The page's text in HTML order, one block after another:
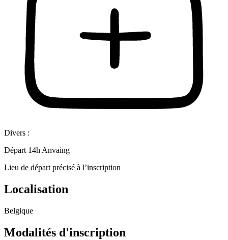
Divers :
Départ 14h Anvaing
Lieu de départ précisé à l’inscription
Localisation
Belgique
Modalités d'inscription